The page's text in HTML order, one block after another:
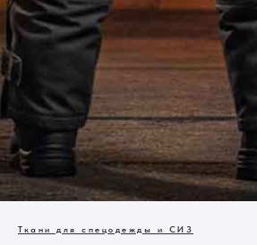
Ткани для спецодежды и СИЗ